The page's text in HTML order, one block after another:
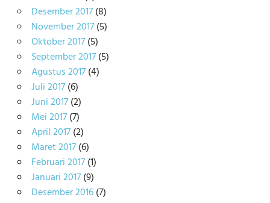
Desember 2017(8)
November 2017(5)
Oktober 2017(5)
September 2017(5)
Agustus 2017(4)
Juli 2017(6)
Juni 2017(2)
Mei 2017(7)
April 2017(2)
Maret 2017(6)
Februari 2017(1)
Januari 2017(9)
Desember 2016(7)